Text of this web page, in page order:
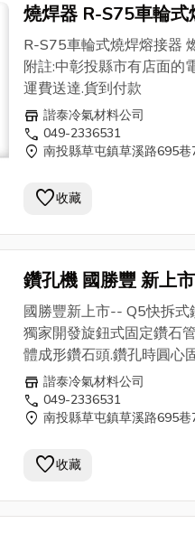
單槍或雙槍三槍攝影機安
安裝、高空攝影作業、寺
舞台燈光配備懸掛、超市
貨運倉儲等多用途。 僅此1
計成本特價優惠有緣客戶.買到
中彰投縣市有店面的電器/
送達.貨到付款
燒焊器 R-S75車輪式
氧氣+瓦斯罐 批售
R-S75車輪式燒焊熔接器
附註:中彰投縣市有店面的
運費送達.貨到付款
store 諧泰冷氣材料公司
call 049-2336531
location_on 南投縣草屯鎮草溪路695巷
favorite收藏
鑽孔機 國勝豐 新上
鑽孔機 1450W大馬
至5英吋鑽石管刀 鑽
速 低價批售
國勝豐新上市-- Q5快拆式
獨家開發旋鈕式固定鑽石
體成形鑽石頭.鑽孔時圓心
滑軌順暢好操作 *提高馬
只有1000W或1100W或
工具箱一支好攜帶保管.內
手等. 附註:中彰投縣市有店面的電器/冷氣
store 諧泰冷氣材料公司
call 049-2336531
location_on 南投縣草屯鎮草溪路695巷
favorite收藏